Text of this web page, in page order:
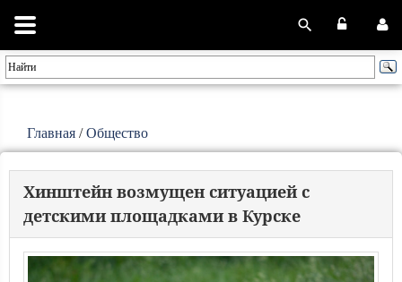
Главная /Общество
Хинштейн возмущен ситуацией с
детскими площадками в Курске